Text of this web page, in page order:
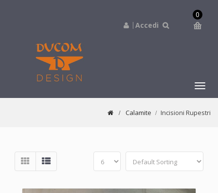
0
Accedi
Calamite Incisioni Rupestri